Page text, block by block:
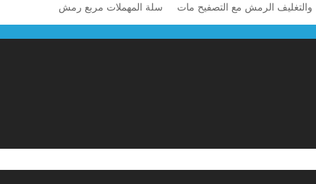
والتغليف الرمش مع التصفيح مات سلة المهملات مربع رمش